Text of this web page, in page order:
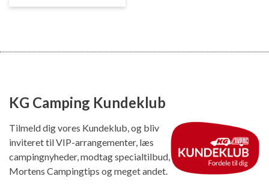
KG Camping Kundeklub
Tilmeld dig vores Kundeklub, og bliv
inviteret til VIP-arrangementer, læs
campingnyheder, modtag specialtilbud,
Mortens Campingtips og meget andet.